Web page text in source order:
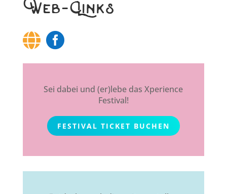
Web-Links
Sei dabei und (er)lebe das Xperience
Festival!
FESTIVAL TICKET BUCHEN